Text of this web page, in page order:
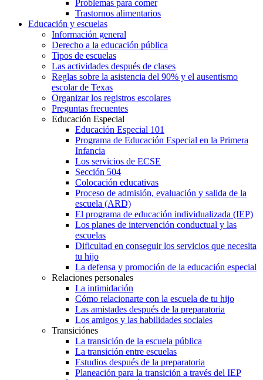
Problemas para comer
Trastornos alimentarios
Educación y escuelas
Información general
Derecho a la educación pública
Tipos de escuelas
Las actividades después de clases
Reglas sobre la asistencia del 90% y el ausentismo
escolar de Texas
Organizar los registros escolares
Preguntas frecuentes
Educación Especial
Educación Especial 101
Programa de Educación Especial en la Primera
Infancia
Los servicios de ECSE
Sección 504
Colocación educativas
Proceso de admisión, evaluación y salida de la
escuela (ARD)
El programa de educación individualizada (IEP)
Los planes de intervención conductual y las
escuelas
Dificultad en conseguir los servicios que necesita
tu hijo
La defensa y promoción de la educación especial
Relaciones personales
La intimidación
Cómo relacionarte con la escuela de tu hijo
Las amistades después de la preparatoria
Los amigos y las habilidades sociales
Transiciónes
La transición de la escuela pública
La transición entre escuelas
Estudios después de la preparatoria
Planeación para la transición a través del IEP